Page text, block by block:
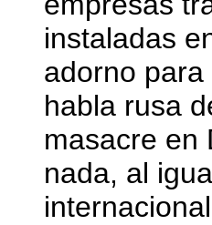
instaladas
adorno
habla rusa
masacre en
nada, al